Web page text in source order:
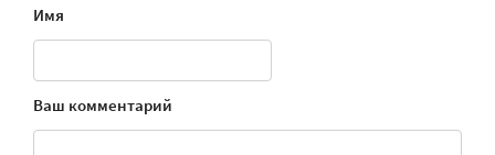
Имя
Ваш комментарий